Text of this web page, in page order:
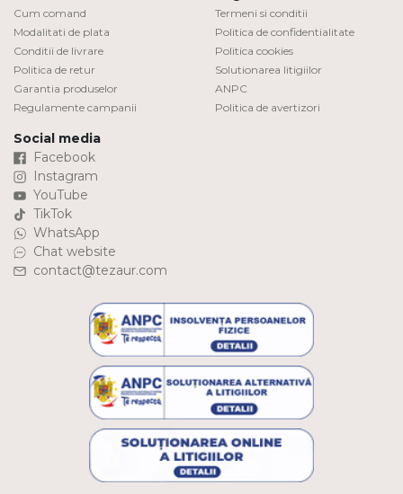
Cum comand
Modalitati de plata
Conditii de livrare
Politica de retur
Garantia produselor
Regulamente campanii
Termeni si conditii
Politica de confidentialitate
Politica cookies
Solutionarea litigiilor
ANPC
Politica de avertizori
Social media
Facebook
Instagram
YouTube
TikTok
WhatsApp
Chat website
contact@tezaur.com